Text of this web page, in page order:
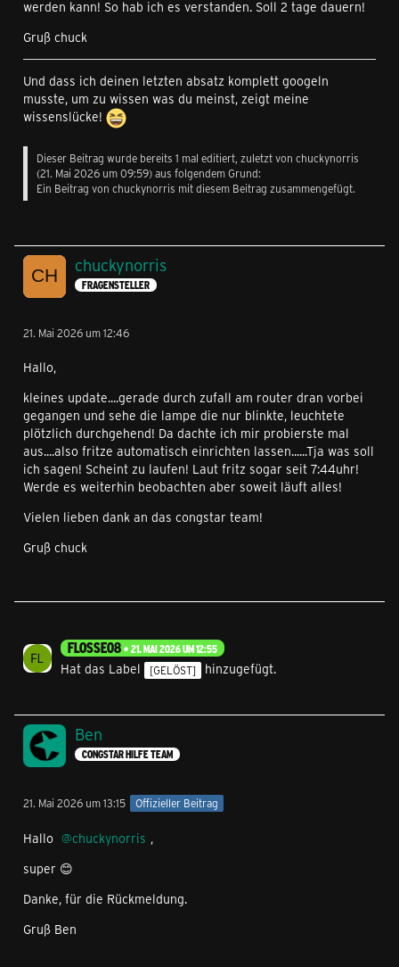
werden kann! So hab ich es verstanden. Soll 2 tage dauern!
Gruß chuck
Und dass ich deinen letzten absatz komplett googeln
musste, um zu wissen was du meinst, zeigt meine
wissenslücke!
Dieser Beitrag wurde bereits 1 mal editiert, zuletzt von chuckynorris
(21. Mai 2026 um 09:59) aus folgendem Grund:
Ein Beitrag von chuckynorris mit diesem Beitrag zusammengefügt.
chuckynorris
FRAGENSTELLER
21. Mai 2026 um 12:46
Hallo,
kleines update....gerade durch zufall am router dran vorbei
gegangen und sehe die lampe die nur blinkte, leuchtete
plötzlich durchgehend! Da dachte ich mir probierste mal
aus....also fritze automatisch einrichten lassen......Tja was soll
ich sagen! Scheint zu laufen! Laut fritz sogar seit 7:44uhr!
Werde es weiterhin beobachten aber soweit läuft alles!
Vielen lieben dank an das congstar team!
Gruß chuck
FLOSSE08 21. MAI 2026 UM 12:55
Hat das Label [GELÖST] hinzugefügt.
Ben
CONGSTAR HILFE TEAM
21. Mai 2026 um 13:15 Offizieller Beitrag
Hallo chuckynorris ,
super 😊
Danke, für die Rückmeldung.
Gruß Ben